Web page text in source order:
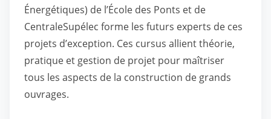
Énergétiques) de l’École des Ponts et de
CentraleSupélec forme les futurs experts de ces
projets d’exception. Ces cursus allient théorie,
pratique et gestion de projet pour maîtriser
tous les aspects de la construction de grands
ouvrages.